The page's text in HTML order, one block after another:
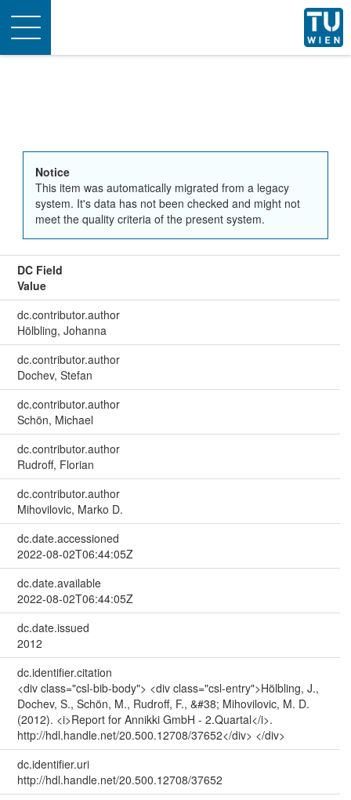
Toggle
navigation
Notice
This item was automatically migrated from a legacy
system. It's data has not been checked and might not
meet the quality criteria of the present system.
DC Field
Value
dc.contributor.author
Hölbling, Johanna
dc.contributor.author
Dochev, Stefan
dc.contributor.author
Schön, Michael
dc.contributor.author
Rudroff, Florian
dc.contributor.author
Mihovilovic, Marko D.
dc.date.accessioned
2022-08-02T06:44:05Z
dc.date.available
2022-08-02T06:44:05Z
dc.date.issued
2012
dc.identifier.citation
<div class="csl-bib-body"> <div class="csl-entry">Hölbling, J.,
Dochev, S., Schön, M., Rudroff, F., &#38; Mihovilovic, M. D.
(2012). <i>Report for Annikki GmbH - 2.Quartal</i>.
http://hdl.handle.net/20.500.12708/37652</div> </div>
dc.identifier.uri
http://hdl.handle.net/20.500.12708/37652